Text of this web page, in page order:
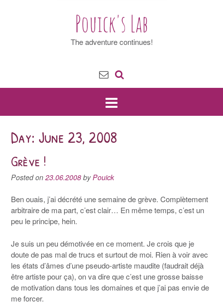
Pouick's Lab
The adventure continues!
Day: June 23, 2008
Grève !
Posted on 23.06.2008 byPouick
Ben ouais, j’ai décrété une semaine de grève. Complètement
arbitraire de ma part, c’est clair… En même temps, c’est un
peu le principe, hein.
Je suis un peu démotivée en ce moment. Je crois que je
doute de pas mal de trucs et surtout de moi. Rien à voir avec
les états d’âmes d’une pseudo-artiste maudite (faudrait déjà
être artiste pour ça), on va dire que c’est une grosse baisse
de motivation dans tous les domaines et que j’ai pas envie de
me forcer.